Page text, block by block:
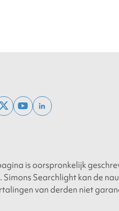
x
youtubelinkedin
is oorspronkelijk
Simons Searchlight kan de
van derden niet